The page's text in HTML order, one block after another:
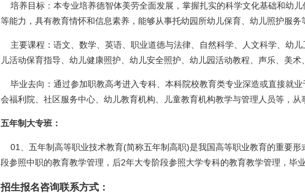
培养目标：本专业培养德智体美劳全面发展，掌握扎实的科学文化基础和幼
等能力，具有教育情怀和信息素养，能够从事托幼园所幼儿保育、幼儿照护服务
主要课程：语文、数学、英语、职业道德与法律、自然科学、人文科学、幼
儿活动保育指导、幼儿健康照护、幼儿安全照护、幼儿园活动教程、声乐、美术
毕业去向：通过参加职教高考进入专科、本科院校教育类专业深造或直接就
会福利院、社区服务中心、幼儿教育机构、儿童教育机构教学与管理人员等，从
五年制大专班：
01、五年制高等职业技术教育(简称五年制高职)是我国高等职业教育的重要
段参照中职的教育教学管理，后2年大专阶段参照大学专科的教育教学管理，毕
招生报名咨询联系方式：